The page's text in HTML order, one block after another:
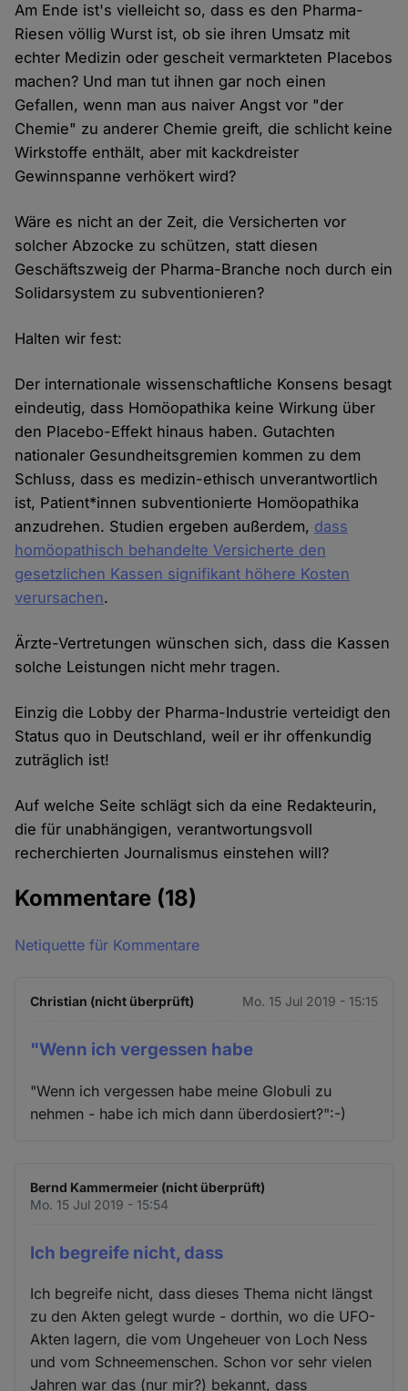
Am Ende ist's vielleicht so, dass es den Pharma-
Riesen völlig Wurst ist, ob sie ihren Umsatz mit
echter Medizin oder gescheit vermarkteten Placebos
machen? Und man tut ihnen gar noch einen
Gefallen, wenn man aus naiver Angst vor "der
Chemie" zu anderer Chemie greift, die schlicht keine
Wirkstoffe enthält, aber mit kackdreister
Gewinnspanne verhökert wird?
Wäre es nicht an der Zeit, die Versicherten vor
solcher Abzocke zu schützen, statt diesen
Geschäftszweig der Pharma-Branche noch durch ein
Solidarsystem zu subventionieren?
Halten wir fest:
Der internationale wissenschaftliche Konsens besagt
eindeutig, dass Homöopathika keine Wirkung über
den Placebo-Effekt hinaus haben. Gutachten
nationaler Gesundheitsgremien kommen zu dem
Schluss, dass es medizin-ethisch unverantwortlich
ist, Patient*innen subventionierte Homöopathika
anzudrehen. Studien ergeben außerdem, dass
homöopathisch behandelte Versicherte den
gesetzlichen Kassen signifikant höhere Kosten
verursachen.
Ärzte-Vertretungen wünschen sich, dass die Kassen
solche Leistungen nicht mehr tragen.
Einzig die Lobby der Pharma-Industrie verteidigt den
Status quo in Deutschland, weil er ihr offenkundig
zuträglich ist!
Auf welche Seite schlägt sich da eine Redakteurin,
die für unabhängigen, verantwortungsvoll
recherchierten Journalismus einstehen will?
Kommentare (18)
Netiquette für Kommentare
Christian (nicht überprüft) Mo. 15 Jul 2019 - 15:15
"Wenn ich vergessen habe
"Wenn ich vergessen habe meine Globuli zu
nehmen - habe ich mich dann überdosiert?":-)
Bernd Kammermeier (nicht überprüft)
Mo. 15 Jul 2019 - 15:54
Ich begreife nicht, dass
Ich begreife nicht, dass dieses Thema nicht längst
zu den Akten gelegt wurde - dorthin, wo die UFO-
Akten lagern, die vom Ungeheuer von Loch Ness
und vom Schneemenschen. Schon vor sehr vielen
Jahren war das (nur mir?) bekannt, dass